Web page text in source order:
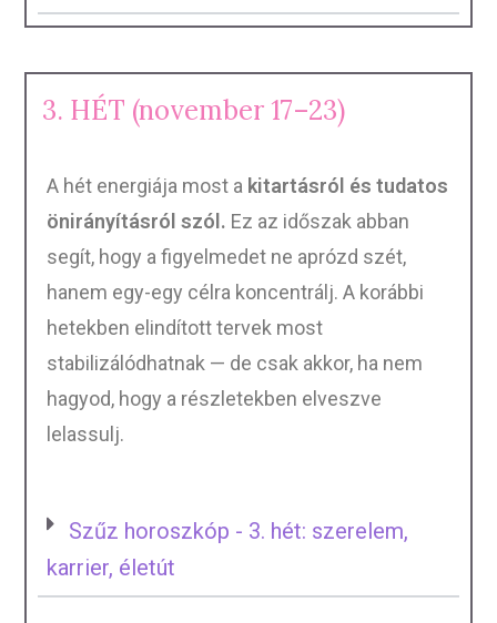
3. HÉT (november 17–23)
A hét energiája most a kitartásról és tudatos
önirányításról szól. Ez az időszak abban
segít, hogy a figyelmedet ne aprózd szét,
hanem egy-egy célra koncentrálj. A korábbi
hetekben elindított tervek most
stabilizálódhatnak — de csak akkor, ha nem
hagyod, hogy a részletekben elveszve
lelassulj.
Szűz horoszkóp - 3. hét: szerelem,
karrier, életút